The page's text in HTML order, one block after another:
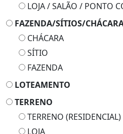
LOJA / SALÃO / PONTO
FAZENDA/SÍTIOS/
CHÁCARA
SÍTIO
FAZENDA
LOTEAMENTO
TERRENO
TERRENO (RESIDENCIAL)
LOJA